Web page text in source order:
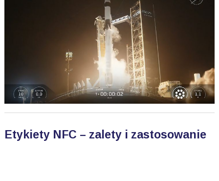
Etykiety NFC – zalety i zastosowanie